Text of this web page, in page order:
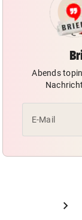
Abends
E-Mail
chevron_right